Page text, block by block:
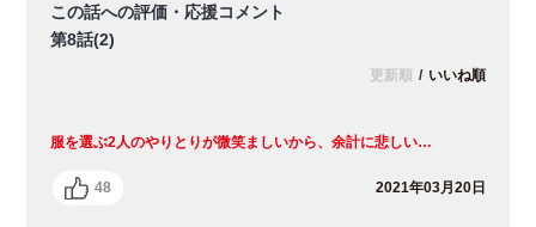
この話への評価・応援コメント
第8話(2)
更新順 / いいね順
服を選ぶ2人のやりとりが微笑ましいから、余計に悲しい…
48 2021年03月20日